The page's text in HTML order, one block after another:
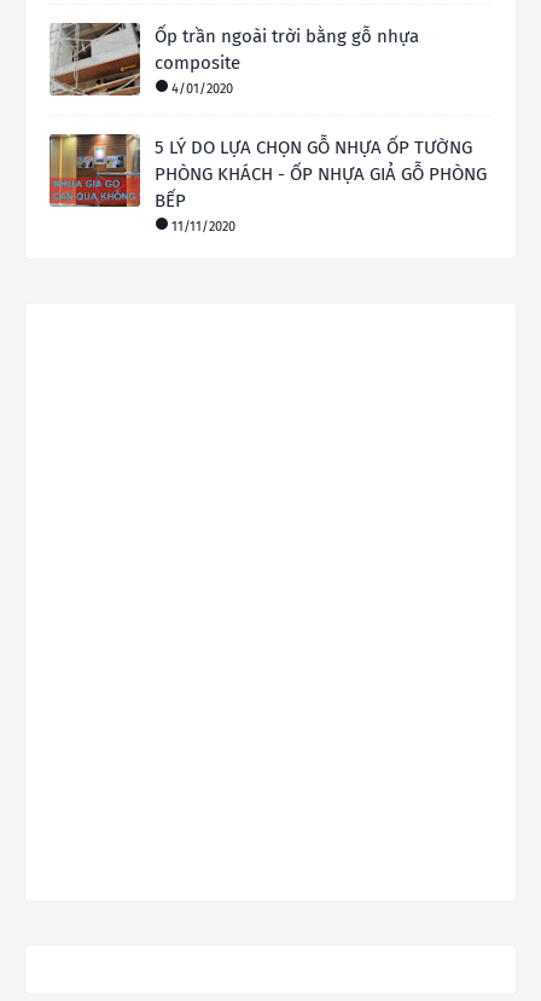
Ốp trần ngoài trời bằng gỗ nhựa
composite
4/01/2020
5 LÝ DO LỰA CHỌN GỖ NHỰA ỐP TƯỜNG
PHÒNG KHÁCH - ỐP NHỰA GIẢ GỖ PHÒNG
BẾP
11/11/2020